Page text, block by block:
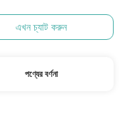
এখন চ্যাট করুন
পণ্যের বর্ণনা